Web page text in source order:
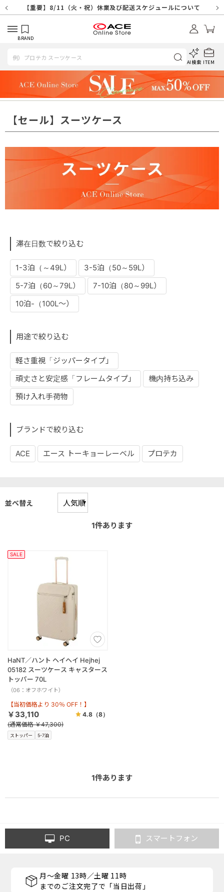
【重要】8/11（火・祝）休業及び配送スケジュールについて
【重要】令和８年熊本地震に伴う配送への影響について
【重要】納品書・領収書ペーパーレス化（電子化）のお知らせ
【重要】天候不良や交通状況・物量増等に伴う配送への影響について
【重要】悪質な詐欺サイトにご注意ください
【重要】各種メールが届かない場合に関しまして
【重要】お問い合わせのご対応に関しまして
【重要】SNSのなりすまし詐欺にご注意ください
BRAND
AI検索 ITEM
【セール】スーツケース
滞在日数で絞り込む
1-3泊（～49L）
3-5泊（50～59L）
5-7泊（60～79L）
7-10泊（80～99L）
10泊-（100L～）
用途で絞り込む
軽さ重視「ジッパータイプ」
頑丈さと安定感「フレームタイプ」
機内持ち込み
預け入れ手荷物
ブランドで絞り込む
ACE エース トーキョーレーベル プロテカ
並べ替え
1件あります
SALE
ストッパー 5-7泊
HaNT／ハント ヘイヘイ Hejhej
05182 スーツケース キャスタース
トッパー 70L
（06：オフホワイト）
【当初価格より 30％ OFF！】
￥33,110 4.8（8）
(通常価格 ￥47,300)
1件あります
PC スマートフォン
月～金曜 13時／土曜 11時
までのご注文完了で「当日出荷」